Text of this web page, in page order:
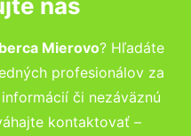
Mierovo? Hľadáte
profesionálov za
či nezáväznú
kontaktovať –